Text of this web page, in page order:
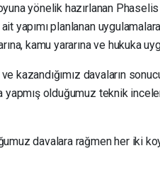
yönelik hazırlanan
yapımı planlanan
kamu yararına ve hukuka
kazandığımız davaların
yapmış olduğumuz teknik
davalara rağmen her iki